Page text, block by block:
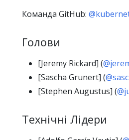
Команда GitHub:
Голови
[Jeremy Rickard] (
[Sascha Grunert] (
[Stephen Augustus] (
Технічні Лідери